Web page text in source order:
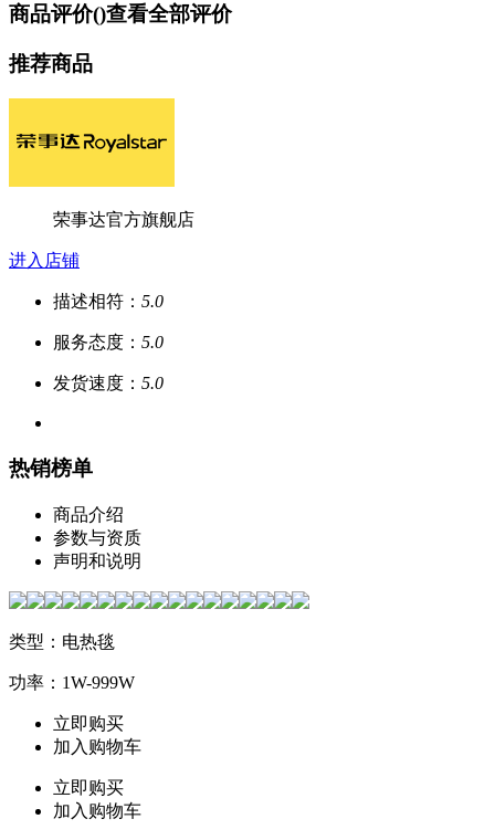
商品评价()查看全部评价
推荐商品
荣事达官方旗舰店
进入店铺
描述相符： 5.0
服务态度： 5.0
发货速度： 5.0
热销榜单
商品介绍
参数与资质
声明和说明
类型：电热毯
功率：1W-999W
立即购买
加入购物车
立即购买
加入购物车